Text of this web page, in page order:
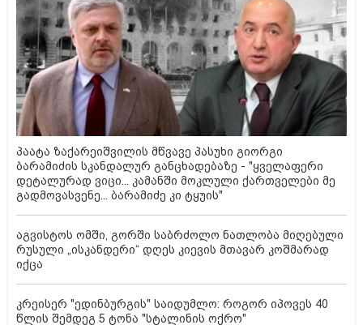
პაატა ზაქარეიშვილის მწვავე პასუხი გიორგი
ბარამიძის სკანდალურ განცხადებაზე - "ყველაფერი
დეტალურად ვიცი... კამანში მოკლული ქართველები მე
გადმოვასვენე... ბარამიძე კი ტყუის"
აგვისტოს ომში, გორში საბრძოლო ნათლობა მიღებული
რუსული „ისკანდერი“ დღეს კიევის მთავარ კოშმარად
იქცა
კრეისერ "ედინბურგის" საიდუმლო: როგორ იპოვეს 40
წლის შემდეგ 5 ტონა "სტალინის ოქრო"